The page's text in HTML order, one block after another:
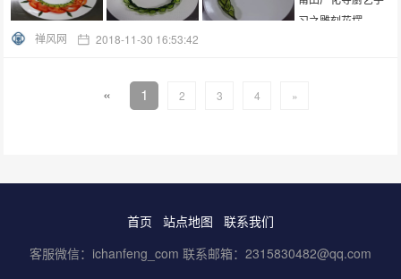
禅风网 2018-11-30 16:53:42
« 1 2 3 4 »
首页 站点地图
联系我们
客服微信：ichanfeng_com 联系邮箱：2315830482@qq.com